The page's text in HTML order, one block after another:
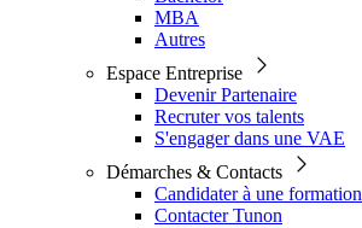
MBA
Autres
Espace Entreprise
Devenir Partenaire
Recruter vos talents
S'engager dans une VAE
Démarches & Contacts
Candidater à une formation
Contacter Tunon